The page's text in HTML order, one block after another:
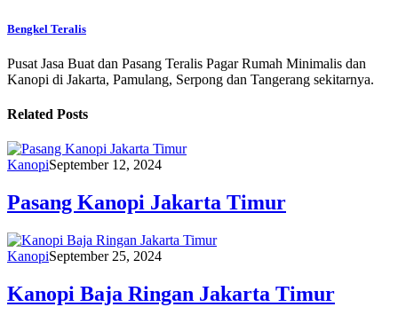
Bengkel Teralis
Pusat Jasa Buat dan Pasang Teralis Pagar Rumah Minimalis dan
Kanopi di Jakarta, Pamulang, Serpong dan Tangerang sekitarnya.
Related Posts
KanopiSeptember 12, 2024
Pasang Kanopi Jakarta Timur
KanopiSeptember 25, 2024
Kanopi Baja Ringan Jakarta Timur